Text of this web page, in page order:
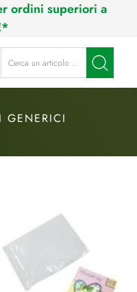
ordini superiori a
La modifica di un filtro
GENERICI